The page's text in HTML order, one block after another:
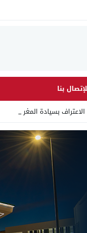
بنا
بسيادة المغرب على